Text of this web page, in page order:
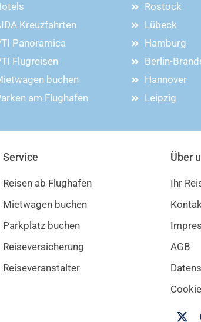
Kreuzfahrten
Panoramica
Flugreisen
buchen
am Flughafen
Rostock
Lübeck
Hamburg
Berlin-
Hannover
Leipzig
Service
Reisen ab Flughafen
Mietwagen buchen
Parkplatz buchen
Reiseversicherung
Reiseveranstalter
Über
Ihr
AGB